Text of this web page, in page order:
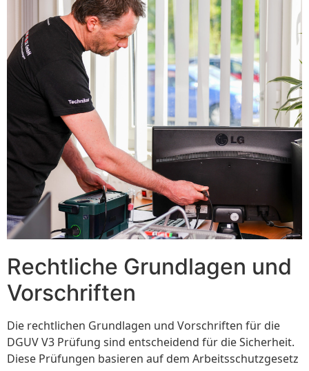
Rechtliche Grundlagen und
Vorschriften
Die rechtlichen Grundlagen und Vorschriften für die
DGUV V3 Prüfung sind entscheidend für die Sicherheit.
Diese Prüfungen basieren auf dem Arbeitsschutzgesetz